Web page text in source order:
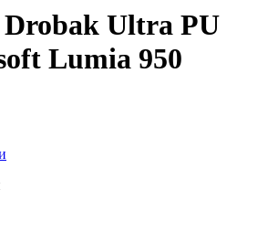
Ultra PU
Lumia 950